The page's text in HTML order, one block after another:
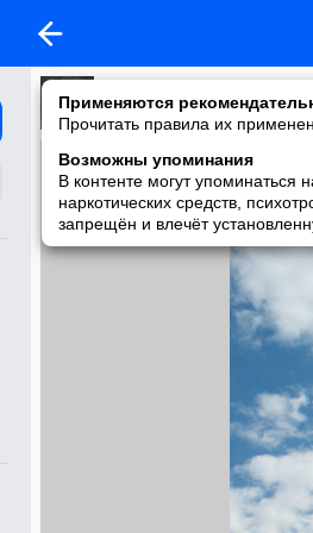
Применяются
Прочитать правила их
Возможны упоминания
В контенте могут упоминаться
наркотических средств,
запрещён и влечёт
Марина Матвеева
added a photo
23 Jul в 17:38